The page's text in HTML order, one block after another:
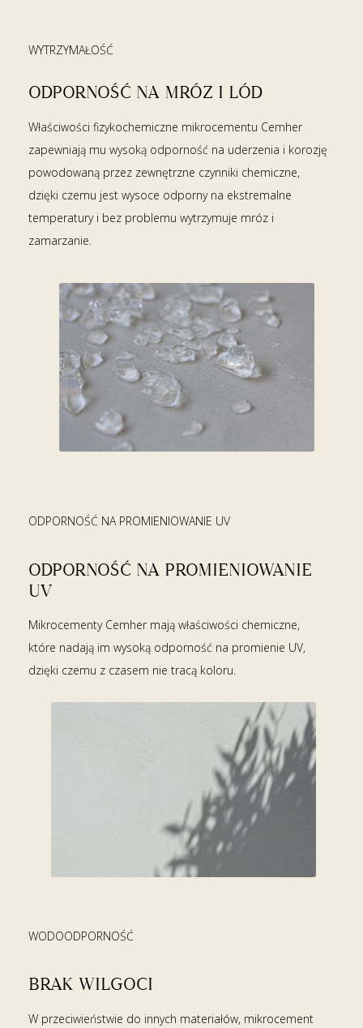
WYTRZYMAŁOŚĆ
ODPORNOŚĆ NA MRÓZ I LÓD
Właściwości fizykochemiczne mikrocementu Cemher
zapewniają mu wysoką odporność na uderzenia i korozję
powodowaną przez zewnętrzne czynniki chemiczne,
dzięki czemu jest wysoce odporny na ekstremalne
temperatury i bez problemu wytrzymuje mróz i
zamarzanie.
ODPORNOŚĆ NA PROMIENIOWANIE UV
ODPORNOŚĆ NA PROMIENIOWANIE
UV
Mikrocementy Cemher mają właściwości chemiczne,
które nadają im wysoką odporność na promienie UV,
dzięki czemu z czasem nie tracą koloru.
WODOODPORNOŚĆ
BRAK WILGOCI
W przeciwieństwie do innych materiałów, mikrocement